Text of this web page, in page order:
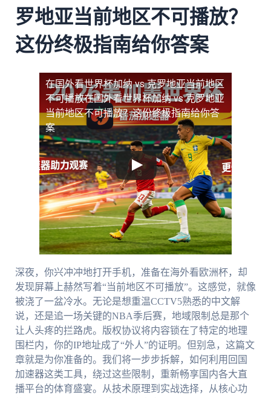
罗地亚当前地区不可播放？
这份终极指南给你答案
在国外看世界杯加纳 vs 克罗地亚当前地区
不可播放在国外看世界杯加纳 vs 克罗地亚
当前地区不可播放？这份终极指南给你答
案
深夜，你兴冲冲地打开手机，准备在海外看欧洲杯，却
发现屏幕上赫然写着“当前地区不可播放”。这感觉，就像
被浇了一盆冷水。无论是想重温CCTV5熟悉的中文解
说，还是追一场关键的NBA季后赛，地域限制总是那个
让人头疼的拦路虎。版权协议将内容锁在了特定的地理
围栏内，你的IP地址成了“外人”的证明。但别急，这篇文
章就是为你准备的。我们将一步步拆解，如何利用回国
加速器这类工具，绕过这些限制，重新畅享国内各大直
播平台的体育盛宴。从技术原理到实战选择，从核心功